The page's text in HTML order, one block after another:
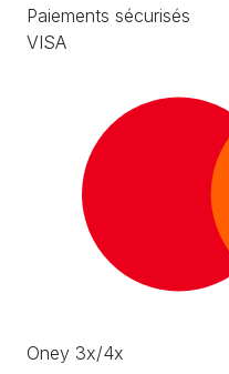
Paiements sécurisés
VISA
Oney 3x/4x